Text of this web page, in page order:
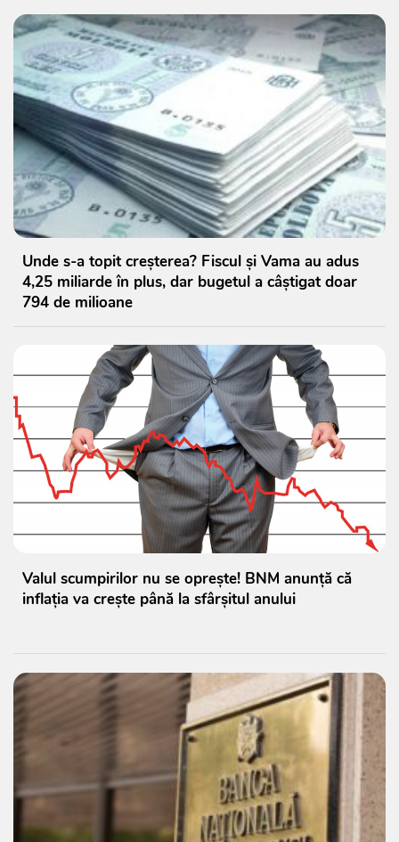
Unde s-a topit creșterea? Fiscul și Vama au adus
4,25 miliarde în plus, dar bugetul a câștigat doar
794 de milioane
Valul scumpirilor nu se oprește! BNM anunță că
inflația va crește până la sfârșitul anului